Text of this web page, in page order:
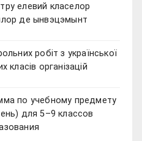
елевий класелор
де ынвэцэмынт
робіт з української
класів організацій
по учебному предмету
для 5–9 классов